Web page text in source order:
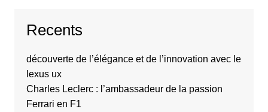
Recents
découverte de l’élégance et de l’innovation avec le
lexus ux
Charles Leclerc : l’ambassadeur de la passion
Ferrari en F1